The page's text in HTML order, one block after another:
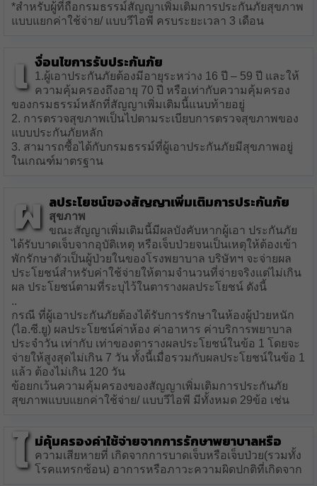
*สำหรับผู้ที่ถือกรมธรรม์สัญญาเพิ่มเติมการประกันภัยสุขภาพ
แบบแยกค่าใช้จ่าย/ แบบวีไอพี ครบระยะเวลา 3 เดือน
เ งื่อนไขการรับประกันภัย
1.ผู้เอาประกันภัยต้องมีอายุระหว่าง 16 ปี – 59 ปี และให้
ความคุ้มครองถึงอายุ 70 ปี หรือเท่ากับความคุ้มครอง
ของกรมธรรม์หลักที่สัญญาเพิ่มเติมนี้แนบท้ายอยู่
2. การตรวจสุขภาพเป็นไปตามระเบียบการตรวจสุขภาพของ
แบบประกันภัยหลัก
3. สามารถซื้อได้กับกรมธรรม์ที่ผู้เอาประกันภัยมีสุขภาพอยู่
ในเกณฑ์มาตรฐาน
ผ ลประโยชน์ของสัญญาเพิ่มเติมการประกันภัย
สุขภาพ
ขณะสัญญาเพิ่มเติมนี้มีผลบังคับหากผู้เอา ประกันภัย
ได้รับบาดเจ็บจากอุบัติเหตุ หรือเจ็บป่วยจนเป็นเหตุให้ต้องเข้า
พักรักษาตัวเป็นผู้ป่วยในของโรงพยาบาล บริษัทฯ จะจ่ายผล
ประโยชน์สำหรับค่าใช้จ่ายให้ตามจำนวนที่จ่ายจริงแต่ไม่เกิน
ผล ประโยชน์ตามที่ระบุไว้ในตารางผลประโยชน์ ดังนี้
..
กรณี ที่ผู้เอาประกันภัยต้องได้รับการรักษาในห้องผู้ป่วยหนัก
(ไอ.ซี.ยู) ผลประโยชน์ค่าห้อง ค่าอาหาร ค่าบริการพยาบาล
ประจำวัน เท่ากับ เท่าของตารางผลประโยชน์ในข้อ 1 โดยจะ
จ่ายให้สูงสุดไม่เกิน 7 วัน ทั้งนี้เมื่อรวมกับผลประโยชน์ในข้อ 1
แล้ว ต้องไม่เกิน 120 วัน
ข้อยกเว้นความคุ้มครองของสัญญาเพิ่มเติมการประกันภัย
สุขภาพแบบแยกค่าใช้จ่าย/ แบบวีไอพี มีทั้งหมด 29ข้อ เช่น
ไ ม่คุ้มครองค่าใช้จ่ายจากการรักษาพยาบาลหรือ
ความเสียหายที่ เกิดจากการบาดเจ็บหรือเจ็บป่วย(รวมทั้ง
โรคแทรกซ้อน) อาการหรือภาวะความผิดปกติที่เกิดจาก